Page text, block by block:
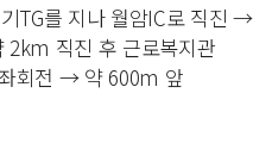
TG를 지나 월암IC로 직진 →
직진 후 근로복지관
회전 → 약 600m 앞